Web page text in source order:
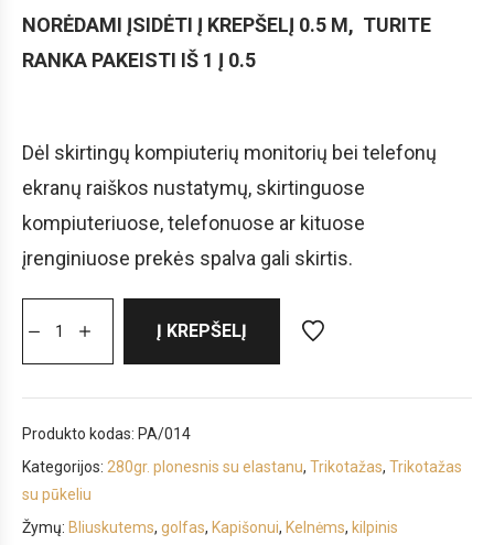
NORĖDAMI ĮSIDĖTI Į KREPŠELĮ 0.5 M, TURITE
RANKA PAKEISTI IŠ 1 Į 0.5
Dėl skirtingų kompiuterių monitorių bei telefonų
ekranų raiškos nustatymų, skirtinguose
kompiuteriuose, telefonuose ar kituose
įrenginiuose prekės spalva gali skirtis.
Į KREPŠELĮ
Produkto kodas: PA/014
Kategorijos: 280gr. plonesnis su elastanu, Trikotažas, Trikotažas
su pūkeliu
Žymų: Bliuskutems, golfas, Kapišonui, Kelnėms, kilpinis